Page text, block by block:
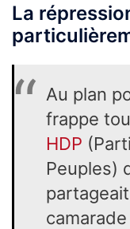
La
Au plan
frappe
HDP
Peuples)